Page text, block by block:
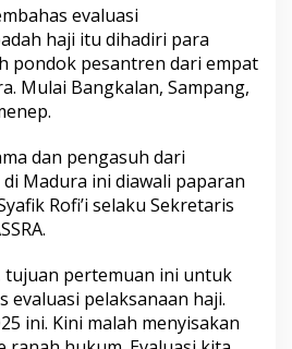
evaluasi
haji itu dihadiri para
pondok pesantren dari empat
Mulai Bangkalan, Sampang,
dan pengasuh dari
Madura ini diawali paparan
Rofi’i selaku Sekretaris
tujuan pertemuan ini untuk
evaluasi pelaksanaan haji.
ini. Kini malah menyisakan